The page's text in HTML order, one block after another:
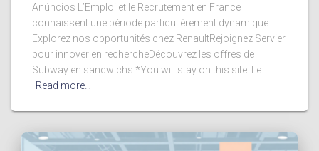
Anúncios L’Emploi et le Recrutement en France
connaissent une période particulièrement dynamique.
Explorez nos opportunités chez RenaultRejoignez Servier
pour innover en rechercheDécouvrez les offres de
Subway en sandwichs *You will stay on this site. Le
Read more…